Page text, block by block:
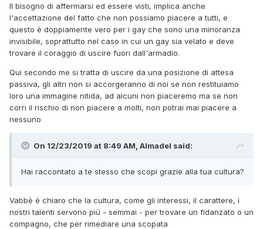
Il bisogno di affermarsi ed essere visti, implica anche
l'accettazione del fatto che non possiamo piacere a tutti, e
questo è doppiamente vero per i gay che sono una minoranza
invisibile, soprattutto nel caso in cui un gay sia velato e deve
trovare il coraggio di uscire fuori dall'armadio.
Qui secondo me si tratta di uscire da una posizione di attesa
passiva, gli altri non si accorgeranno di noi se non restituiamo
loro una immagine nitida, ad alcuni non piaceremo ma se non
corri il rischio di non piacere a molti, non potrai mai piacere a
nessuno
On 12/23/2019 at 8:49 AM, Almadel said:
Hai raccontato a te stesso che scopi grazie alla tua cultura?
Vabbè è chiaro che la cultura, come gli interessi, il carattere, i
nostri talenti servono più - semmai - per trovare un fidanzato o un
compagno, che per rimediare una scopata